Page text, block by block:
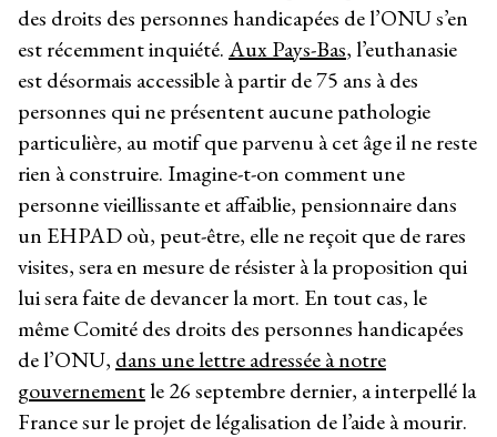
des droits des personnes handicapées de l’ONU s’en
est récemment inquiété.Aux Pays-Bas, l’euthanasie
est désormais accessible à partir de 75 ans à des
personnes qui ne présentent aucune pathologie
particulière, au motif que parvenu à cet âge il ne reste
rien à construire. Imagine-t-on comment une
personne vieillissante et affaiblie, pensionnaire dans
un EHPAD où, peut-être, elle ne reçoit que de rares
visites, sera en mesure de résister à la proposition qui
lui sera faite de devancer la mort. En tout cas, le
même Comité des droits des personnes handicapées
de l’ONU, dans une lettre adressée à notre
gouvernementle 26 septembre dernier, a interpellé la
France sur le projet de légalisation de l’aide à mourir.